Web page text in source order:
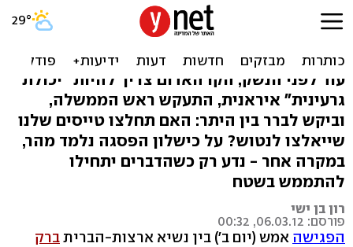
אלו הדרישות שהציג נתניהו
עוד לפני הנשק, הקו האדום צריך להיות "יכולת
גרעינית" איראנית, התעקש ראש הממשלה,
וביקש לברר בין היתר: האם תחלצו טייסים שלנו
שייאלצו לנטוש? על כישלון הפסגה נלמד מהר,
במקרה אחר - נדע רק כשהדברים יתחילו
להתממש בשטח
רון בן ישי
פורסם: 06.03.12, 00:32
הפגישה אמש (יום ב') בין נשיא ארצות-הבריתברק